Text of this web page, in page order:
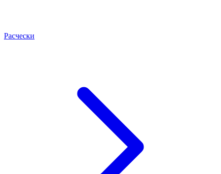
Расчески